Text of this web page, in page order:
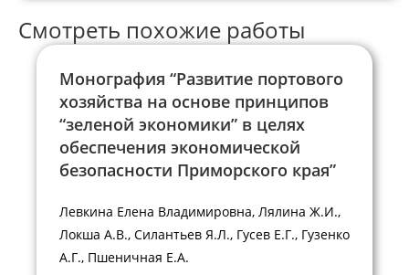
Смотреть похожие работы
Монография “Развитие портового
хозяйства на основе принципов
“зеленой экономики” в целях
обеспечения экономической
безопасности Приморского края”
Левкина Елена Владимировна, Лялина Ж.И.,
Локша А.В., Силантьев Я.Л., Гусев Е.Г., Гузенко
А.Г., Пшеничная Е.А.